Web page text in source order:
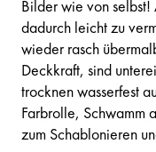
Bilder wie von
dadurch leicht zu
wieder rasch
Deckkraft, sind
trocknen wasserfest
Farbrolle, Schwamm
zum Schablonieren